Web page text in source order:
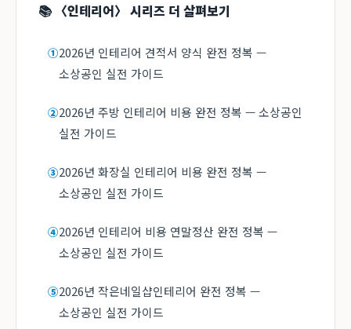
📚 〈인테리어〉 시리즈 더 살펴보기
①2026년 인테리어 견적서 양식 완전 정복 —
소상공인 실전 가이드
②2026년 주방 인테리어 비용 완전 정복 — 소상공인
실전 가이드
③2026년 화장실 인테리어 비용 완전 정복 —
소상공인 실전 가이드
④2026년 인테리어 비용 연말정산 완전 정복 —
소상공인 실전 가이드
⑤2026년 작은네일샵인테리어 완전 정복 —
소상공인 실전 가이드